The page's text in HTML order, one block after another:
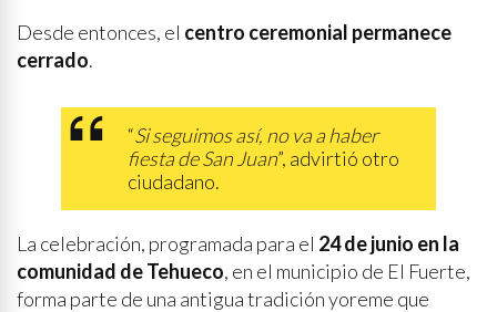
Desde entonces, el centro ceremonial permanece
cerrado.
“Si seguimos así, no va a haber
fiesta de San Juan”, advirtió otro
ciudadano.
La celebración, programada para el 24 de junio en la
comunidad de Tehueco, en el municipio de El Fuerte,
forma parte de una antigua tradición yoreme que